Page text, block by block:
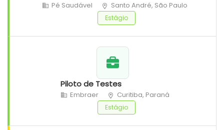
Pé Saudável Santo André, São Paulo
Estágio
Piloto de Testes
Embraer Curitiba, Paraná
Estágio